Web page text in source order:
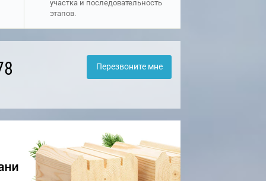
участка и последовательность
этапов.
Перезвоните мне